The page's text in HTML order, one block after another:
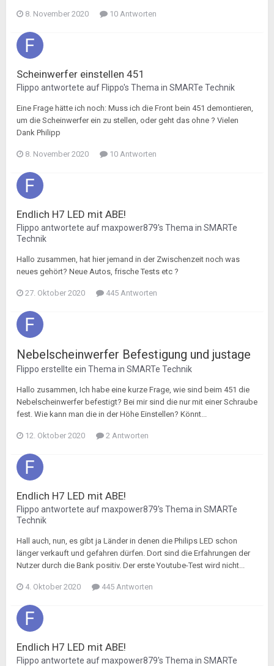
8. November 2020 10 Antworten
Scheinwerfer einstellen 451
Flippo antwortete auf Flippo's Thema in SMARTe Technik
Eine Frage hätte ich noch: Muss ich die Front bein 451 demontieren,
um die Scheinwerfer ein zu stellen, oder geht das ohne ? Vielen
Dank Philipp
8. November 2020 10 Antworten
Endlich H7 LED mit ABE!
Flippo antwortete aufmaxpower879's Thema in SMARTe
Technik
Hallo zusammen, hat hier jemand in der Zwischenzeit noch was
neues gehört? Neue Autos, frische Tests etc ?
27. Oktober 2020 445 Antworten
Nebelscheinwerfer Befestigung und justage
Flippo erstellte ein Thema in SMARTe Technik
Hallo zusammen, Ich habe eine kurze Frage, wie sind beim 451 die
Nebelscheinwerfer befestigt? Bei mir sind die nur mit einer Schraube
fest. Wie kann man die in der Höhe Einstellen? Könnt...
12. Oktober 2020 2 Antworten
Endlich H7 LED mit ABE!
Flippo antwortete aufmaxpower879's Thema in SMARTe
Technik
Hall auch, nun, es gibt ja Länder in denen die Philips LED schon
länger verkauft und gefahren dürfen. Dort sind die Erfahrungen der
Nutzer durch die Bank positiv. Der erste Youtube-Test wird nicht...
4. Oktober 2020 445 Antworten
Endlich H7 LED mit ABE!
Flippo antwortete aufmaxpower879's Thema in SMARTe